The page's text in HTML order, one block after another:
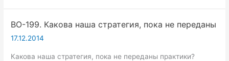
ВО-199. Какова наша стратегия, пока не переданы
17.12.2014
Какова наша стратегия, пока не переданы практики?